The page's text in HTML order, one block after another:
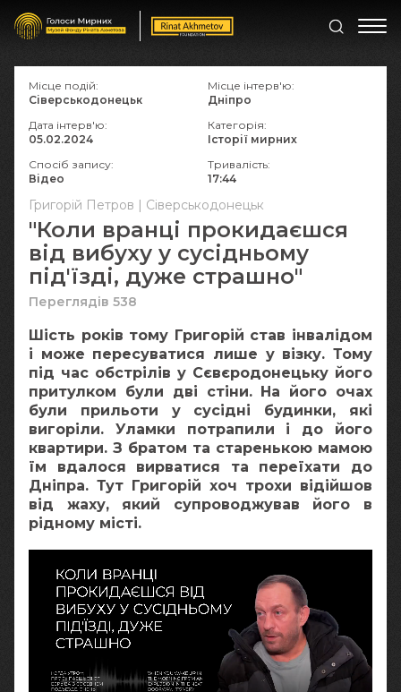
Григорій Петров | Сіверськодонецьк
"Коли вранці прокидаєшся
від вибуху у сусідньому
під'їзді, дуже страшно"
Переглядів 538
Шість років тому Григорій став інвалідом
і може пересуватися лише у візку. Тому
під час обстрілів у Сєвєродонецьку його
притулком були дві стіни. На його очах
були прильоти у сусідні будинки, які
вигоріли. Уламки потрапили і до його
квартири. З братом та старенькою мамою
їм вдалося вирватися та переїхати до
Дніпра. Тут Григорій хоч трохи відійшов
від жаху, який супроводжував його в
рідному місті.
Місце подій:
Сіверськодонецьк
Місце інтерв'ю:
Дніпро
Дата інтерв'ю:
05.02.2024
Категорія:
Історії мирних
Спосіб запису:
Відео
Тривалість:
17:44